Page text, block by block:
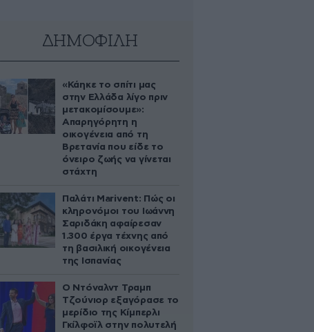
ΔΗΜΟΦΙΛΗ
«Κάηκε το σπίτι μας
στην Ελλάδα λίγο πριν
μετακομίσουμε»:
Απαρηγόρητη η
οικογένεια από τη
Βρετανία που είδε το
όνειρο ζωής να γίνεται
στάχτη
Παλάτι Marivent: Πώς οι
κληρονόμοι του Ιωάννη
Σαριδάκη αφαίρεσαν
1.300 έργα τέχνης από
τη βασιλική οικογένεια
της Ισπανίας
Ο Ντόναλντ Τραμπ
Τζούνιορ εξαγόρασε το
μερίδιο της Κίμπερλι
Γκίλφοϊλ στην πολυτελή